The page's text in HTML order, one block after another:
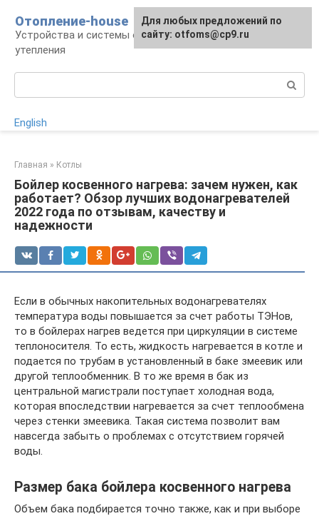
контенту
Отопление-house
Устройства и системы отопления, способы
утепления
English
Главная » Котлы
Бойлер косвенного нагрева: зачем нужен, как
работает? Обзор лучших водонагревателей
2022 года по отзывам, качеству и
надежности
Если в обычных накопительных водонагревателях
температура воды повышается за счет работы ТЭНов,
то в бойлерах нагрев ведется при циркуляции в системе
теплоносителя. То есть, жидкость нагревается в котле и
подается по трубам в установленный в баке змеевик или
другой теплообменник. В то же время в бак из
центральной магистрали поступает холодная вода,
которая впоследствии нагревается за счет теплообмена
через стенки змеевика. Такая система позволит вам
навсегда забыть о проблемах с отсутствием горячей
воды.
Размер бака бойлера косвенного нагрева
Объем бака подбирается точно также, как и при выборе
Для любых предложений по
сайту: otfoms@cp9.ru